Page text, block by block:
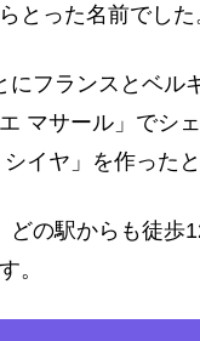
とった名前でした
フランスとベル
マサール」でシ
イヤ」を作ったと
の駅からも徒歩
。